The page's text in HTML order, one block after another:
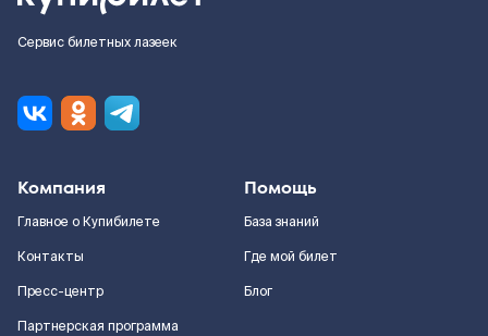
Сервис билетных лазеек
Компания
Главное о Купибилете
Контакты
Пресс-центр
Партнерская программа
Помощь
База знаний
Где мой билет
Блог